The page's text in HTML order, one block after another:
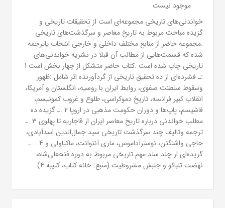
موجود نیست
خواندنی‌های تاریخی مجموعه‌ای است از تحقیقات تاریخی و
گزیده مباحث مربوط به تاریخ معاصر و سرگذشت‌های تاریخی
.مجموعه حاضر از منابع مختلف داخلی و خارجی انتخاب یاترجمه
شده که قسمت‌هایی از مطالب آن قبلا در نشریه خواندنی‌های
تاریخی چاپ شده است .کتاب حاضر متشکل از چهار بخش است 1
:ـ فشرده‌ای از ده تحقیق تاریخی از گردآورنده اثر شامل :ظهور
وسقوط سلطنت صفوی، روابط ایران با روسیه، انگلستان و آمریکا،
انقلاب کبیر فرانسه، تاریخ دموکراسی، طلوع و غروب کمونیسم،
فاشیسم، پاپ‌ها و دوران حکومت مذهبی در اروپا 2 .ـ گزیده ده
مطلب خواندنی درباره تاریخ معاصر ایران از قاجاریه تا پهلوی 3 .ـ
ترجمه وتالیف چند سرگذشت تاریخی سید جمال‌الدین اسدآبادی،
حاجی واشنگتن، نوسترآداموس، ماری آنتوانت، ماکیاولی و 4 ...ـ
گزیده‌ای از چند سند مهم تاریخی مربوط به دوره فتحعلی‌شاه،
نهضت تنباکو و جنبش مشروطیت (منبع: خانه کتاب، کتیبه 4)